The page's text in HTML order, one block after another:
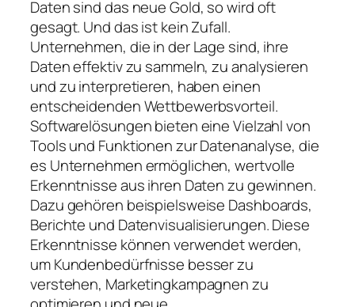
Daten sind das neue Gold, so wird oft
gesagt. Und das ist kein Zufall.
Unternehmen, die in der Lage sind, ihre
Daten effektiv zu sammeln, zu analysieren
und zu interpretieren, haben einen
entscheidenden Wettbewerbsvorteil.
Softwarelösungen bieten eine Vielzahl von
Tools und Funktionen zur Datenanalyse, die
es Unternehmen ermöglichen, wertvolle
Erkenntnisse aus ihren Daten zu gewinnen.
Dazu gehören beispielsweise Dashboards,
Berichte und Datenvisualisierungen. Diese
Erkenntnisse können verwendet werden,
um Kundenbedürfnisse besser zu
verstehen, Marketingkampagnen zu